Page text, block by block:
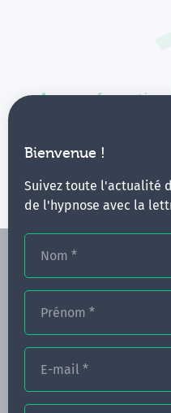
Bienvenue !
Suivez toute l'actualité
de l'hypnose avec la
Nom *
Prénom *
E-mail *
Aucune formation
Vous pouvez
FORMATIONS
NOS FORMATEURS